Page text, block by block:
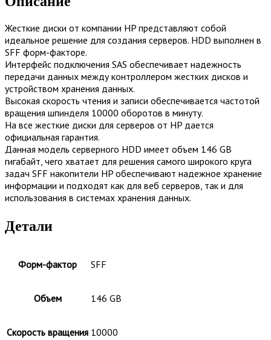
2.5
SAS
HDD
[DG0146BAHZP]
Жесткие диски от компании HP представляют собой
идеальное решение для создания серверов. HDD выполнен в
SFF форм-факторе.
Интерфейс подключения SAS обеспечивает надежность
передачи данных между контроллером жестких дисков и
устройством хранения данных.
Высокая скорость чтения и записи обеспечивается частотой
вращения шпинделя 10000 оборотов в минуту.
На все жесткие диски для серверов от HP дается
официальная гарантия.
Данная модель серверного HDD имеет объем 146 GB
гигабайт, чего хватает для решения самого широкого круга
задач SFF накопители HP обеспечивают надежное хранение
информации и подходят как для веб серверов, так и для
использования в системах хранения данных.
Детали
Форм-фактор SFF
Объем 146 GB
Скорость вращения 10000